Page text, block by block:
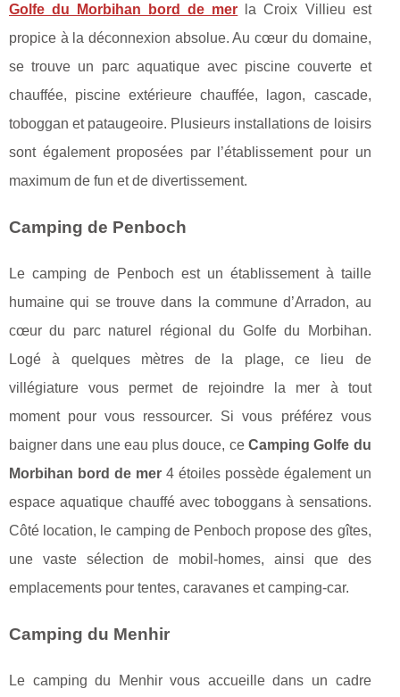
Golfe du Morbihan bord de mer la Croix Villieu est
propice à la déconnexion absolue. Au cœur du domaine,
se trouve un parc aquatique avec piscine couverte et
chauffée, piscine extérieure chauffée, lagon, cascade,
toboggan et pataugeoire. Plusieurs installations de loisirs
sont également proposées par l’établissement pour un
maximum de fun et de divertissement.
Camping de Penboch
Le camping de Penboch est un établissement à taille
humaine qui se trouve dans la commune d’Arradon, au
cœur du parc naturel régional du Golfe du Morbihan.
Logé à quelques mètres de la plage, ce lieu de
villégiature vous permet de rejoindre la mer à tout
moment pour vous ressourcer. Si vous préférez vous
baigner dans une eau plus douce, ceCamping Golfe du
Morbihan bord de mer4 étoiles possède également un
espace aquatique chauffé avec toboggans à sensations.
Côté location, le camping de Penboch propose des gîtes,
une vaste sélection de mobil-homes, ainsi que des
emplacements pour tentes, caravanes et camping-car.
Camping du Menhir
Le camping du Menhir vous accueille dans un cadre